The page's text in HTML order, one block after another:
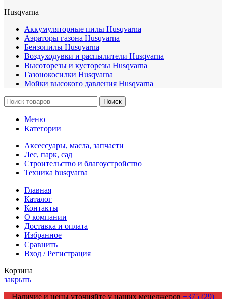
Husqvarna
Аккумуляторные пилы Husqvarna
Аэраторы газона Husqvarna
Бензопилы Husqvarna
Воздуходувки и распылители Husqvarna
Высоторезы и кусторезы Husqvarna
Газонокосилки Husqvarna
Мойки высокого давления Husqvarna
Поиск
Меню
Категории
Аксессуары, масла, запчасти
Лес, парк, сад
Строительство и благоустройство
Техника husqvarna
Главная
Каталог
Контакты
О компании
Доставка и оплата
Избранное
Сравнить
Вход / Регистрация
Корзина
закрыть
Наличие и цены уточняйте у наших менеджеров +375 (29)